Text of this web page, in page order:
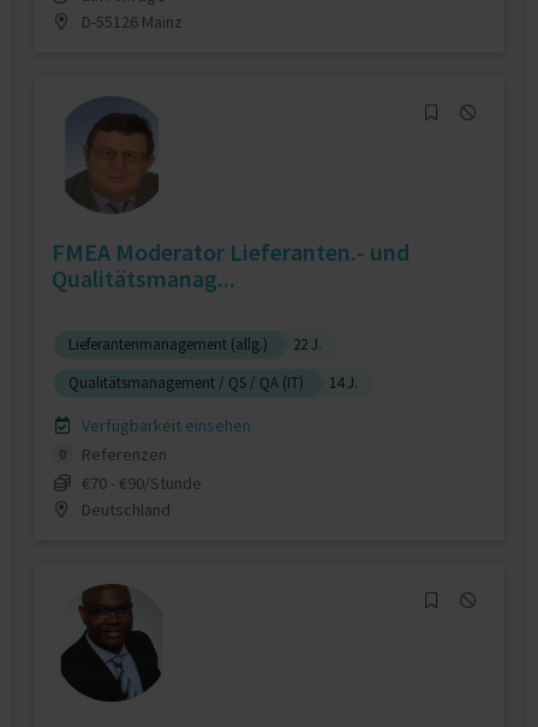
D-55126 Mainz
FMEA Moderator Lieferanten.- und
Qualitätsmanag...
Lieferantenmanagement (allg.)
22 J.
Qualitätsmanagement / QS / QA (IT)
14 J.
Verfügbarkeit einsehen
0
Referenzen
€70 - €90/Stunde
Deutschland